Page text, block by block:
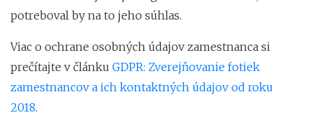
potreboval by na to jeho súhlas.
Viac o ochrane osobných údajov zamestnanca si
prečítajte v článku GDPR: Zverejňovanie fotiek
zamestnancov a ich kontaktných údajov od roku
2018.